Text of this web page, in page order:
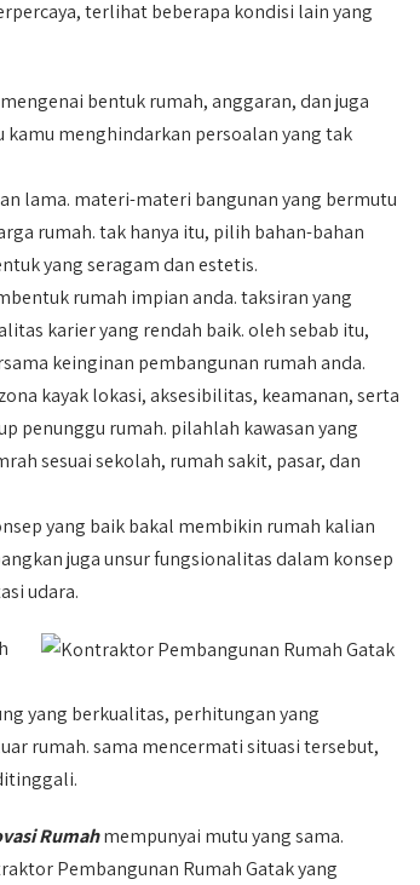
terlihat beberapa kondisi lain yang
bentuk rumah, anggaran, dan juga
menghindarkan persoalan yang tak
lama. materi-materi bangunan yang bermutu
rumah. tak hanya itu, pilih bahan-bahan
yang seragam dan estetis.
rumah impian anda. taksiran yang
karier yang rendah baik. oleh sebab itu,
keinginan pembangunan rumah anda.
kayak lokasi, aksesibilitas, keamanan, serta
penunggu rumah. pilahlah kawasan yang
sesuai sekolah, rumah sakit, pasar, dan
yang baik bakal membikin rumah kalian
juga unsur fungsionalitas dalam konsep
udara.
yang berkualitas, perhitungan yang
rumah. sama mencermati situasi tersebut,
Rumahmempunyai mutu yang sama.
Pembangunan Rumah Gatak yang